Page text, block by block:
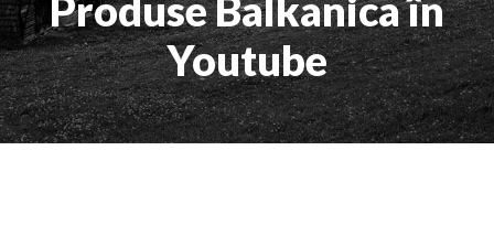
Produse Balkanica în
Youtube